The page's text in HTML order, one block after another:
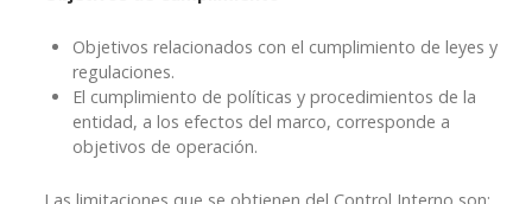
Objetivos relacionados con el cumplimiento de leyes y
regulaciones.
El cumplimiento de políticas y procedimientos de la
entidad, a los efectos del marco, corresponde a
objetivos de operación.